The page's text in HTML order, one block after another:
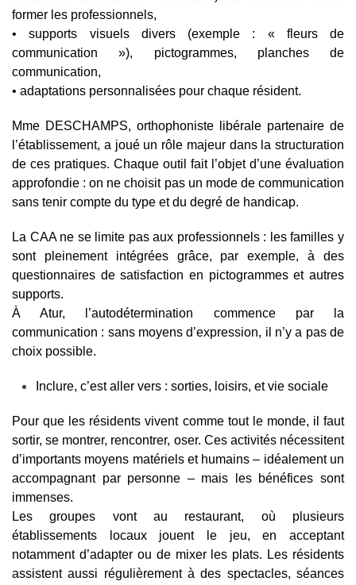
former les professionnels,
• supports visuels divers (exemple : « fleurs de
communication »), pictogrammes, planches de
communication,
• adaptations personnalisées pour chaque résident.
Mme DESCHAMPS, orthophoniste libérale partenaire de
l’établissement, a joué un rôle majeur dans la structuration
de ces pratiques. Chaque outil fait l’objet d’une évaluation
approfondie : on ne choisit pas un mode de communication
sans tenir compte du type et du degré de handicap.
La CAA ne se limite pas aux professionnels : les familles y
sont pleinement intégrées grâce, par exemple, à des
questionnaires de satisfaction en pictogrammes et autres
supports.
À Atur, l’autodétermination commence par la
communication : sans moyens d’expression, il n’y a pas de
choix possible.
Inclure, c’est aller vers : sorties, loisirs, et vie sociale
Pour que les résidents vivent comme tout le monde, il faut
sortir, se montrer, rencontrer, oser. Ces activités nécessitent
d’importants moyens matériels et humains – idéalement un
accompagnant par personne – mais les bénéfices sont
immenses.
Les groupes vont au restaurant, où plusieurs
établissements locaux jouent le jeu, en acceptant
notamment d’adapter ou de mixer les plats. Les résidents
assistent aussi régulièrement à des spectacles, séances